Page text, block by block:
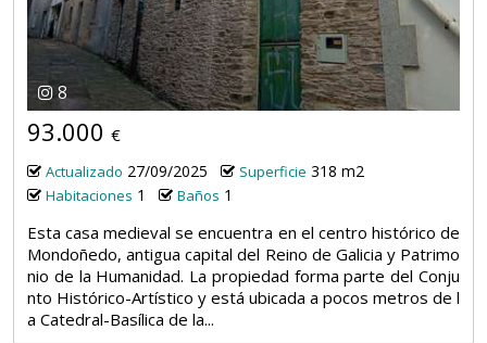
8
93.000 €
Actualizado 27/09/2025 Superficie 318 m2
Habitaciones 1 Baños 1
Esta casa medieval se encuentra en el centro histórico de
Mondoñedo, antigua capital del Reino de Galicia y Patrimo
nio de la Humanidad. La propiedad forma parte del Conju
nto Histórico-Artístico y está ubicada a pocos metros de l
a Catedral-Basílica de la...